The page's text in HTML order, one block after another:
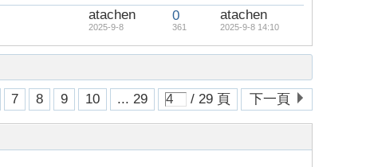
atachen
2025-9-8
0
361
atachen
2025-9-8 14:10
7 8 9 10 ... 29 / 29 頁 下一頁